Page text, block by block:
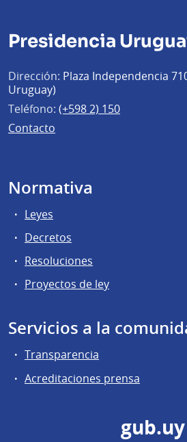
Presidencia
Dirección: Plaza Independencia
Uruguay)
Teléfono: (+598 2) 150
Contacto
Normativa
Leyes
Decretos
Resoluciones
Proyectos de ley
Servicios a la
Transparencia
Acreditaciones prensa
gub.uy